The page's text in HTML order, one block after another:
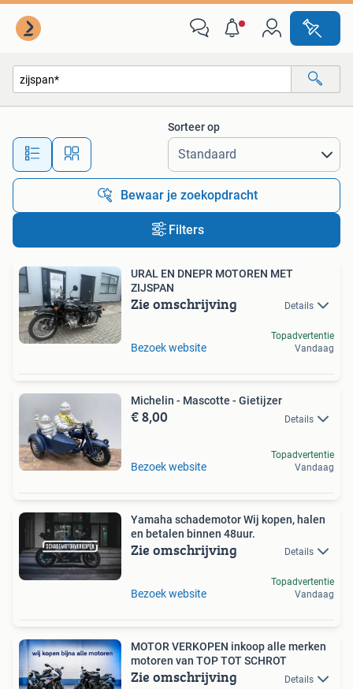
Alle afstanden…
Sorteer op
Bewaar je zoekopdracht
Filters
URAL EN DNEPR MOTOREN MET
ZIJSPAN
Zie omschrijving Details
Bezoek website
Topadvertentie
Vandaag
Michelin - Mascotte - Gietijzer
€ 8,00 Details
Bezoek website
Topadvertentie
Vandaag
Yamaha schademotor Wij kopen, halen
en betalen binnen 48uur.
Zie omschrijving Details
Bezoek website
Topadvertentie
Vandaag
MOTOR VERKOPEN inkoop alle merken
motoren van TOP TOT SCHROT
Zie omschrijving Details